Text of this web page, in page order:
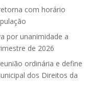
com horário
por unanimidade a
de 2026
ordinária e define
dos Direitos da